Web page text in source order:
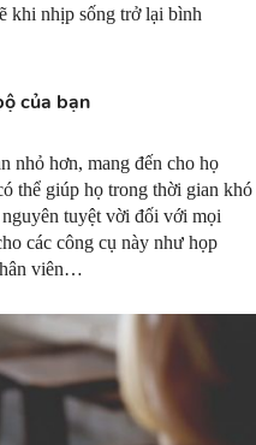
khi nhịp sống trở lại bình
của bạn
nhỏ hơn, mang đến cho họ
thể giúp họ trong thời gian khó
tuyệt vời đối với mọi
các công cụ này như họp
viên…